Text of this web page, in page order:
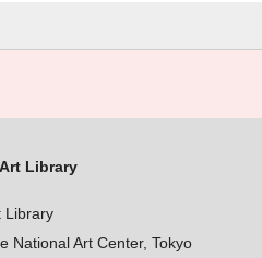
Art Library
Library
National Art Center, Tokyo